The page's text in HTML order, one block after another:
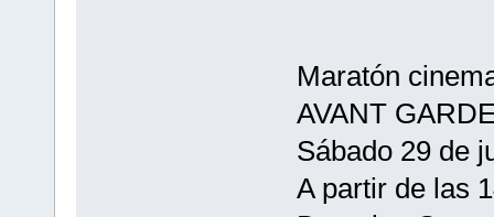
Maratón
AVANT
Sábado 29 de
A partir de las